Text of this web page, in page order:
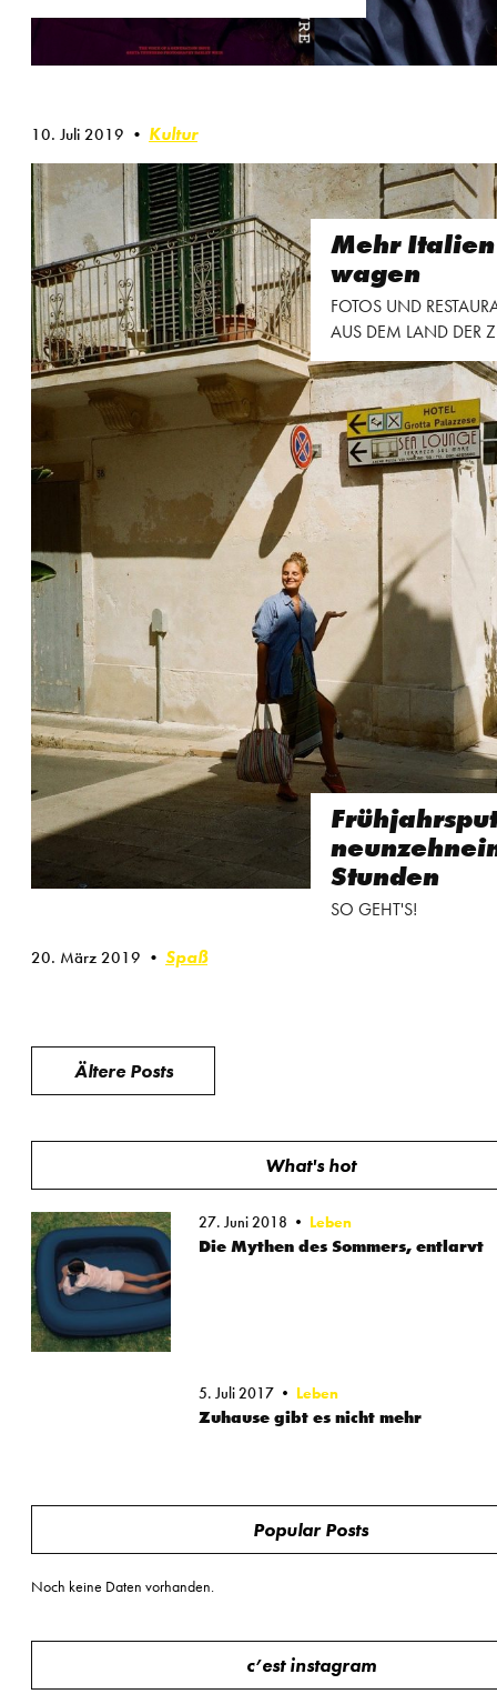
10. Juli 2019 Kultur
Mehr Italien
wagen
FOTOS UND
AUS DEM LAND DER
20. März 2019 Spaß
Stunden
SO GEHT'S!
Beitragsnavigation
Ältere Posts
What's hot
27. Juni 2018 Leben
Die Mythen des Sommers, entlarvt
5. Juli 2017 Leben
Zuhause gibt es nicht mehr
Popular Posts
Noch keine Daten vorhanden.
c’est instagram